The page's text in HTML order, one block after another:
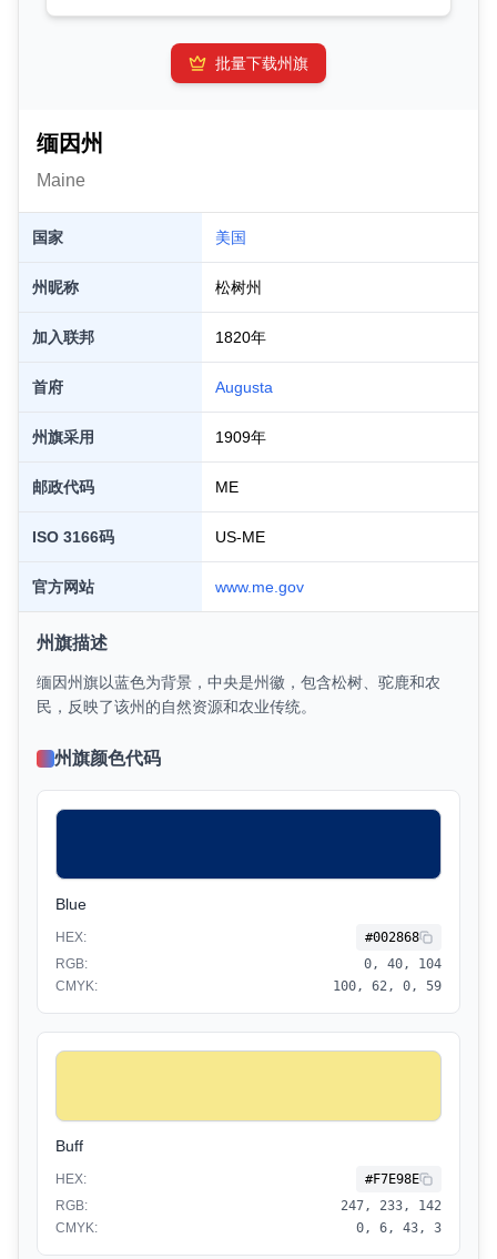
批量下载州旗
缅因州
Maine
国家 美国
州昵称 松树州
加入联邦 1820年
首府 Augusta
州旗采用 1909年
邮政代码 ME
ISO 3166码 US-ME
官方网站 www. me .gov
州旗描述
缅因州旗以蓝色为背景，中央是州徽，包含松树、驼鹿和农
民，反映了该州的自然资源和农业传统。
州旗颜色代码
Blue
HEX:
#002868
RGB:
0, 40, 104
CMYK:
100, 62, 0, 59
Buff
HEX:
#F7E98E
RGB:
247, 233, 142
CMYK:
0, 6, 43, 3